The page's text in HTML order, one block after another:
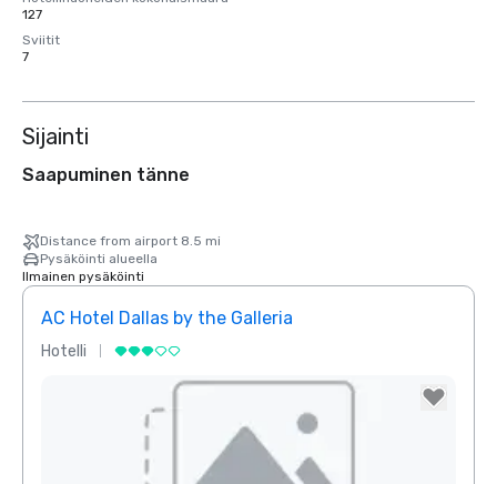
127
Sviitit
7
Sijainti
Saapuminen tänne
Distance from airport 8.5 mi
Pysäköinti alueella
Ilmainen pysäköinti
AC Hotel Dallas by the Galleria
Hotelli